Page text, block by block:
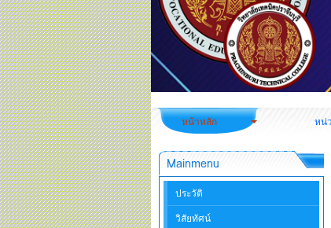
หน้าหลัก หน่
Mainmenu
ประวัติ
วิสัยทัศน์